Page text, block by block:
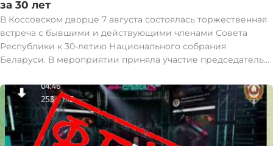
за 30 лет
В Коссовском дворце 7 августа состоялась торжественная
встреча с бывшими и действующими членами Совета
Республики к 30-летию Национального собрания
Беларуси. В мероприятии приняла участие председатель
встретилась с представителями Брестской области,
которые в разные годы были избраны и работали в Совете
Республики. За восемь созывов с 1997 года интересы
Брестчины представляли 59 человек: 36 мужчин и 23
женщины. При их участии за это время в юго-западном